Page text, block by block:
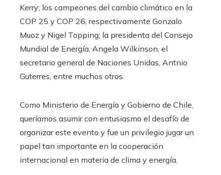
Kerry; los campeones del cambio climático en la
COP 25 y COP 26, respectivamente Gonzalo
Muoz y Nigel Topping; la presidenta del Consejo
Mundial de Energía, Angela Wilkinson, el
secretario general de Naciones Unidas, Antnio
Guterres, entre muchos otros.
Como Ministerio de Energía y Gobierno de Chile,
queríamos asumir con entusiasmo el desafío de
organizar este evento y fue un privilegio jugar un
papel tan importante en la cooperación
internacional en materia de clima y energía.